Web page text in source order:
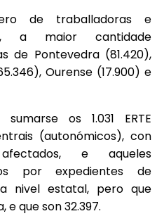
de traballadoras e
a maior cantidade
de Pontevedra (81.420),
Ourense (17.900) e
os 1.031 ERTE
(autonómicos), con
e aqueles
por expedientes de
nivel estatal, pero que
que son 32.397.